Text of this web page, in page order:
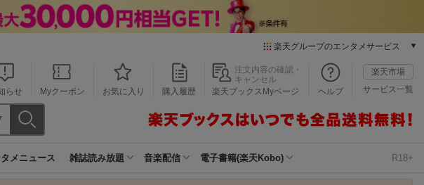
楽天グループのエンタメサービス
本/ゲーム/CD/DVD
楽天ブックス
楽天Kobo
らせ Myクーポン お気に入り 購入履歴
注文内容の確認・
キャンセル
楽天ブックスMyページ
ヘルプ
楽天市場
サービス一覧
メニュース 雑誌読み放題 音楽配信 電子書籍(楽天Kobo) R18+